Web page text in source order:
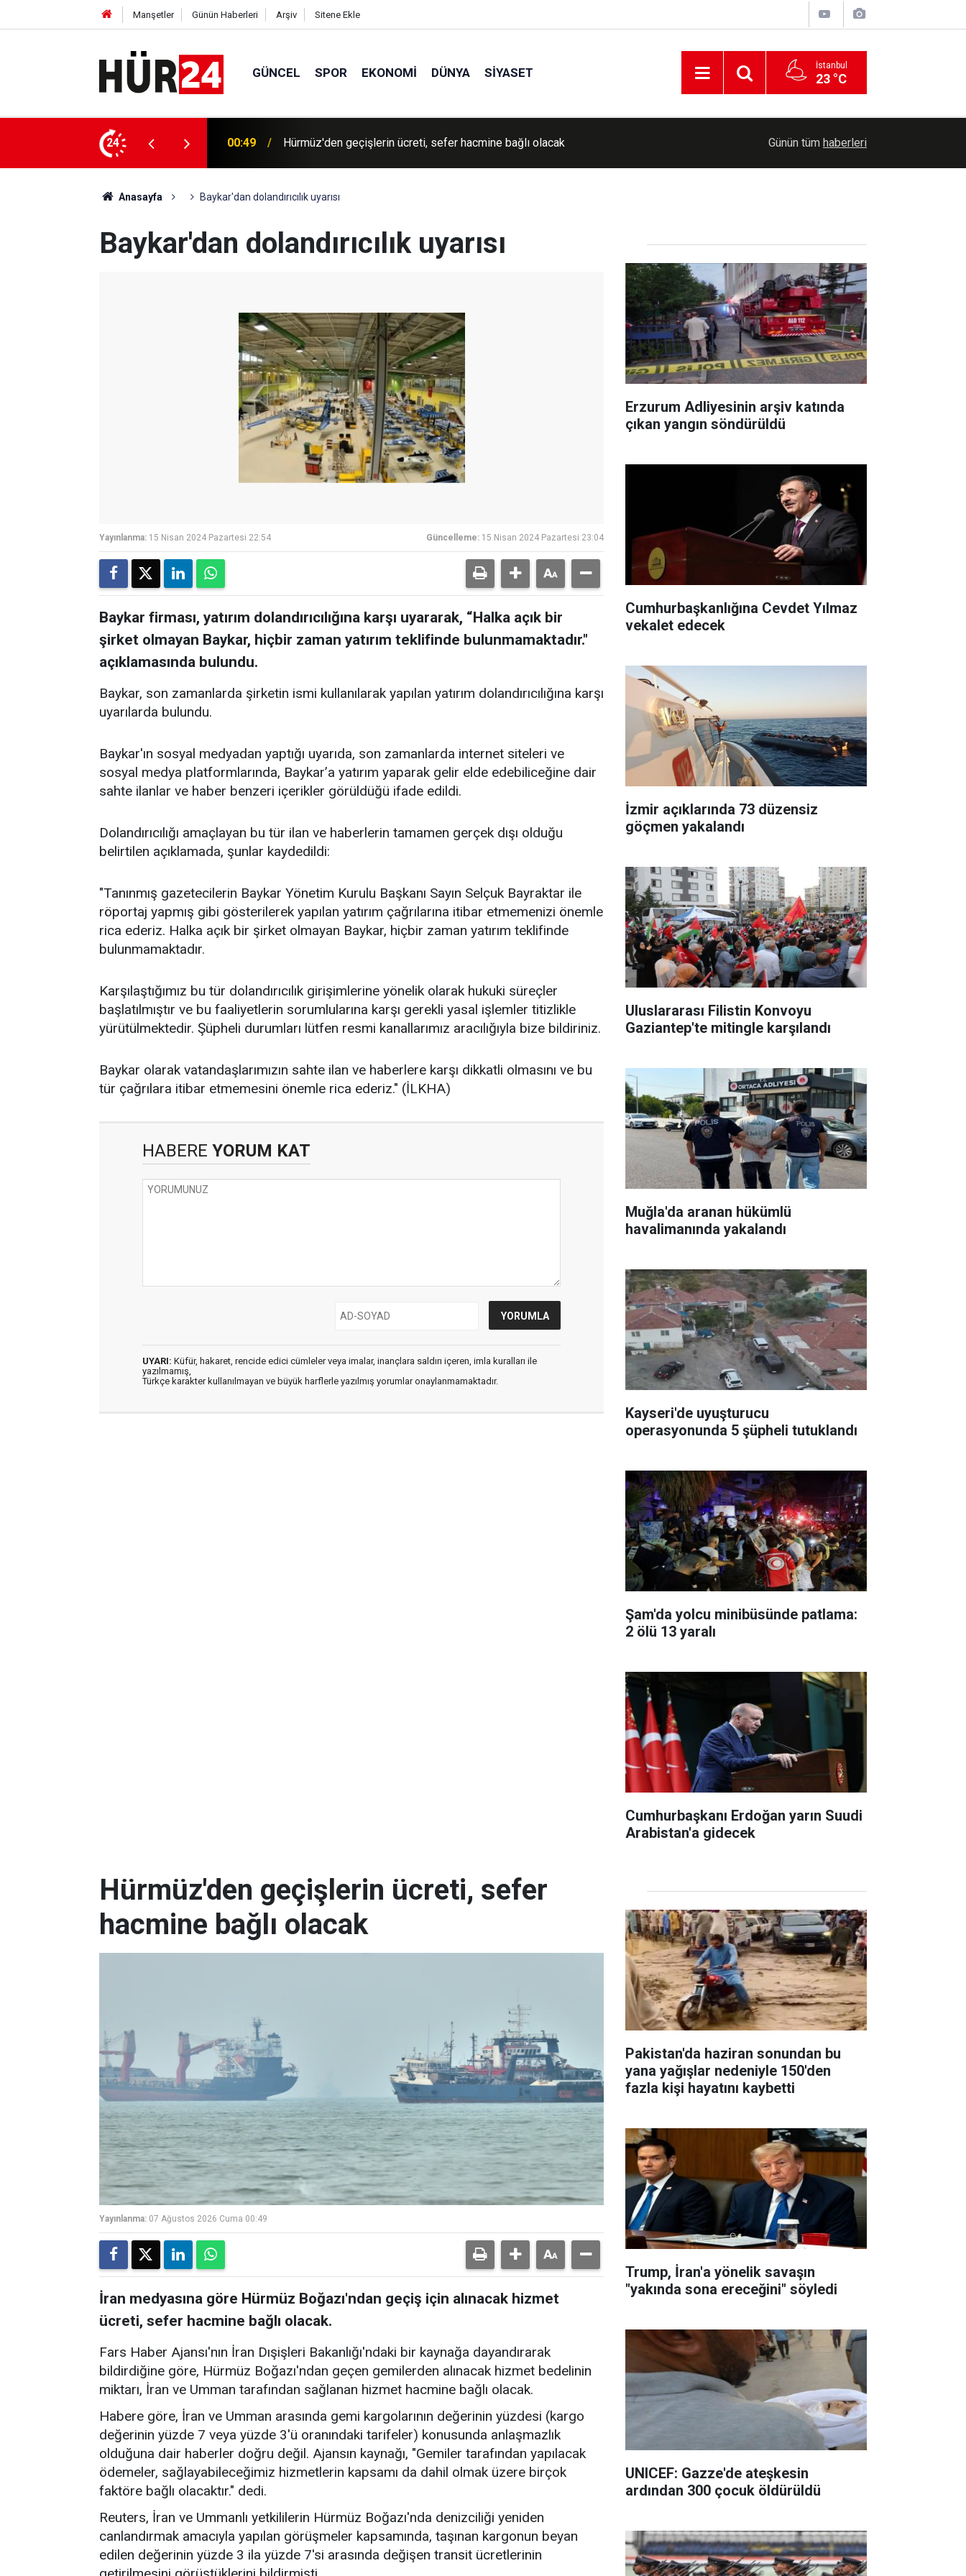
Manşetler Günün Haberleri Arşiv Sitene Ekle
GÜNCEL SPOR EKONOMI DÜNYA SIYASET İstanbul
23 °C
24
hacmine bağlı olacak 00:35 Trump, İran'a yönelik savaşın "yakında sona ereceğini" söyledi Cumhurbaşkanlığına Cevdet Yılmaz vekalet
Günün tüm haberleri
Anasayfa Baykar'dan dolandırıcılık uyarısı
Baykar'dan dolandırıcılık uyarısı
Yayınlanma: 15 Nisan 2024 Pazartesi 22:54 Güncelleme: 15 Nisan 2024 Pazartesi 23:04
Baykar firması, yatırım dolandırıcılığına karşı uyararak, “Halka açık bir
şirket olmayan Baykar, hiçbir zaman yatırım teklifinde bulunmamaktadır."
açıklamasında bulundu.
Baykar, son zamanlarda şirketin ismi kullanılarak yapılan yatırım dolandırıcılığına karşı
uyarılarda bulundu.
Baykar'ın sosyal medyadan yaptığı uyarıda, son zamanlarda internet siteleri ve
sosyal medya platformlarında, Baykar’a yatırım yaparak gelir elde edebiliceğine dair
sahte ilanlar ve haber benzeri içerikler görüldüğü ifade edildi.
Dolandırıcılığı amaçlayan bu tür ilan ve haberlerin tamamen gerçek dışı olduğu
belirtilen açıklamada, şunlar kaydedildi:
"Tanınmış gazetecilerin Baykar Yönetim Kurulu Başkanı Sayın Selçuk Bayraktar ile
röportaj yapmış gibi gösterilerek yapılan yatırım çağrılarına itibar etmemenizi önemle
rica ederiz. Halka açık bir şirket olmayan Baykar, hiçbir zaman yatırım teklifinde
bulunmamaktadır.
Karşılaştığımız bu tür dolandırıcılık girişimlerine yönelik olarak hukuki süreçler
başlatılmıştır ve bu faaliyetlerin sorumlularına karşı gerekli yasal işlemler titizlikle
yürütülmektedir. Şüpheli durumları lütfen resmi kanallarımız aracılığıyla bize bildiriniz.
Baykar olarak vatandaşlarımızın sahte ilan ve haberlere karşı dikkatli olmasını ve bu
tür çağrılara itibar etmemesini önemle rica ederiz." (İLKHA)
HABERE YORUM KAT
UYARI: Küfür, hakaret, rencide edici cümleler veya imalar, inançlara saldırı içeren, imla kuralları ile
yazılmamış,
Türkçe karakter kullanılmayan ve büyük harflerle yazılmış yorumlar onaylanmamaktadır.
Erzurum Adliyesinin arşiv katında
çıkan yangın söndürüldü
Cumhurbaşkanlığına Cevdet Yılmaz
vekalet edecek
İzmir açıklarında 73 düzensiz
göçmen yakalandı
Uluslararası Filistin Konvoyu
Gaziantep'te mitingle karşılandı
Muğla'da aranan hükümlü
havalimanında yakalandı
Kayseri'de uyuşturucu
operasyonunda 5 şüpheli tutuklandı
Şam'da yolcu minibüsünde patlama:
2 ölü 13 yaralı
Cumhurbaşkanı Erdoğan yarın Suudi
Arabistan'a gidecek
Hürmüz'den geçişlerin ücreti, sefer
hacmine bağlı olacak
Yayınlanma: 07 Ağustos 2026 Cuma 00:49
İran medyasına göre Hürmüz Boğazı'ndan geçiş için alınacak hizmet
ücreti, sefer hacmine bağlı olacak.
Fars Haber Ajansı'nın İran Dışişleri Bakanlığı'ndaki bir kaynağa dayandırarak
bildirdiğine göre, Hürmüz Boğazı'ndan geçen gemilerden alınacak hizmet bedelinin
miktarı, İran ve Umman tarafından sağlanan hizmet hacmine bağlı olacak.
Habere göre, İran ve Umman arasında gemi kargolarının değerinin yüzdesi (kargo
değerinin yüzde 7 veya yüzde 3'ü oranındaki tarifeler) konusunda anlaşmazlık
olduğuna dair haberler doğru değil. Ajansın kaynağı, "Gemiler tarafından yapılacak
ödemeler, sağlayabileceğimiz hizmetlerin kapsamı da dahil olmak üzere birçok
faktöre bağlı olacaktır." dedi.
Reuters, İran ve Ummanlı yetkililerin Hürmüz Boğazı'nda denizciliği yeniden
canlandırmak amacıyla yapılan görüşmeler kapsamında, taşınan kargonun beyan
edilen değerinin yüzde 3 ila yüzde 7'si arasında değişen transit ücretlerinin
Pakistan'da haziran sonundan bu
yana yağışlar nedeniyle 150'den
fazla kişi hayatını kaybetti
Trump, İran'a yönelik savaşın
"yakında sona ereceğini" söyledi
UNICEF: Gazze'de ateşkesin
ardından 300 çocuk öldürüldü